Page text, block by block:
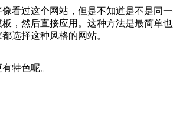
看过这个网站，但是不知道是不是同
，然后直接应用。这种方法是最简单
选择这种风格的网站。
特色呢。